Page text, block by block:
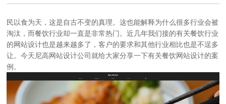
民以食为天，这是自古不变的真理。这也能解释为什么很多行业会被
淘汰，而餐饮行业却一直是非常热门。近几年我们接的有关餐饮行业
的网站设计也是越来越多了，客户的要求和其他行业相比也是不逞多
让。今天尼高网站设计公司就给大家分享一下有关餐饮网站设计的案
例。